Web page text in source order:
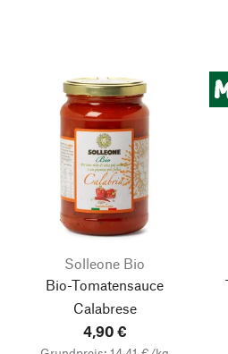
Solleone Bio
Bio-Tomatensauce
Calabrese
4,90 €